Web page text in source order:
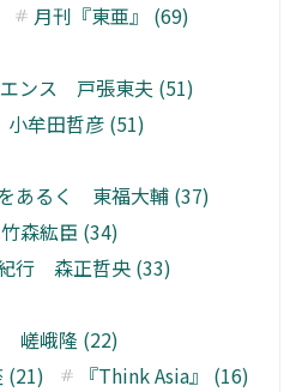
月刊『東亜』 (69)
ンス 戸張東夫 (51)
牟田哲彦 (51)
あるく 東福大輔 (37)
森紘臣 (34)
行 森正哲央 (33)
嵯峨隆 (22)
(21)
『Think Asia』 (16)